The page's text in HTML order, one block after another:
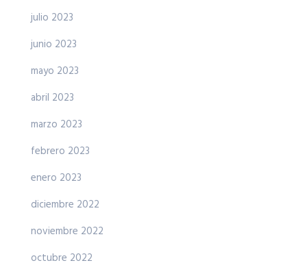
julio 2023
junio 2023
mayo 2023
abril 2023
marzo 2023
febrero 2023
enero 2023
diciembre 2022
noviembre 2022
octubre 2022